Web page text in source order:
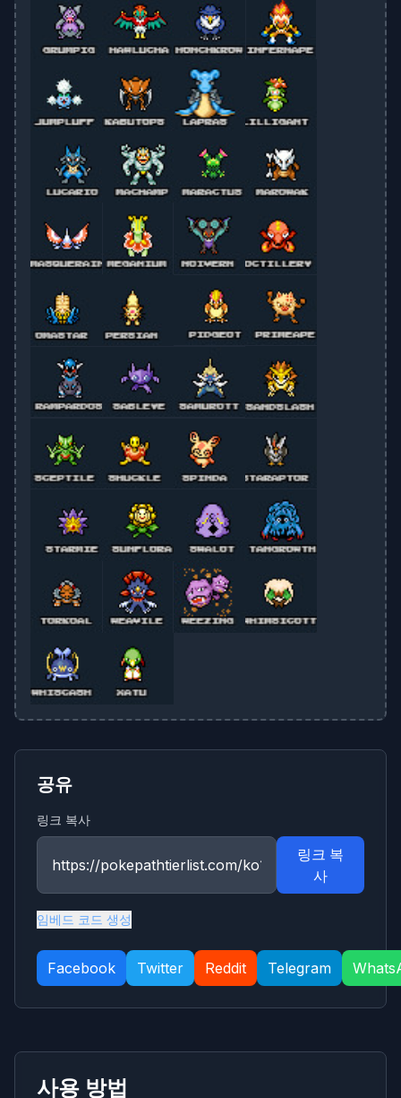
공유
링크 복사
링크 복
사
임베드 코드 생성
Facebook Twitter Reddit Telegram
사용 방법